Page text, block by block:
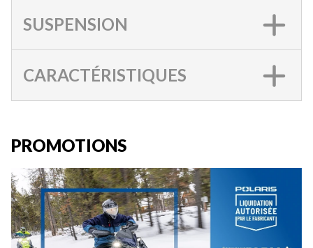
SUSPENSION
CARACTÉRISTIQUES
PROMOTIONS